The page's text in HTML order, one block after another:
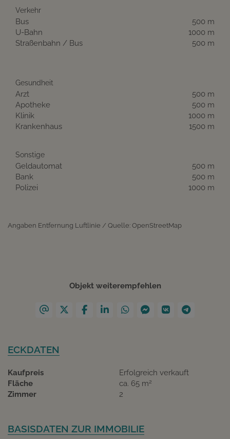
Verkehr
Bus
500 m
U-Bahn
1000 m
Straßenbahn / Bus
500 m
Gesundheit
Arzt
500 m
Apotheke
500 m
Klinik
1000 m
Krankenhaus
1500 m
Sonstige
Geldautomat
500 m
Bank
500 m
Polizei
1000 m
Angaben Entfernung Luftlinie / Quelle: OpenStreetMap
Objekt weiterempfehlen
ECKDATEN
Kaufpreis
Erfolgreich verkauft
Fläche
ca. 65 m2
Zimmer 2
BASISDATEN ZUR IMMOBILIE